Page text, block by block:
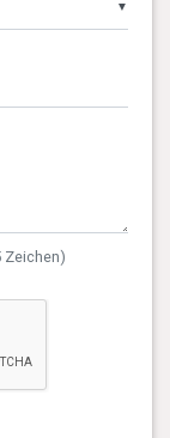
▼
Zeichen)